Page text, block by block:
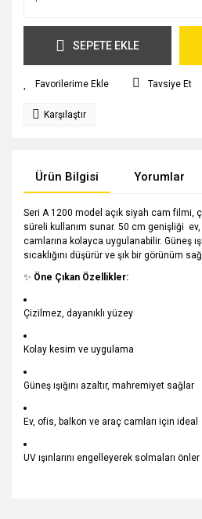
SEPETE EKLE
Tavsiye Et
Karşılaştır
Ürün Bilgisi Yorumlar
Seri A 1200 model açık siyah cam filmi,
süreli kullanım sunar. 50 cm genişliği
camlarına kolayca uygulanabilir. Güneş
sıcaklığını düşürür ve şık bir görünüm
✨ Öne Çıkan Özellikler:
Çizilmez, dayanıklı yüzey
Kolay kesim ve uygulama
Güneş ışığını azaltır, mahremiyet sağlar
Ev, ofis, balkon ve araç camları için ideal
UV ışınlarını engelleyerek solmaları önler